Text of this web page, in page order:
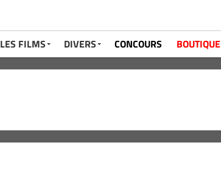
LES FILMS DIVERS CONCOURS BOUTIQUE